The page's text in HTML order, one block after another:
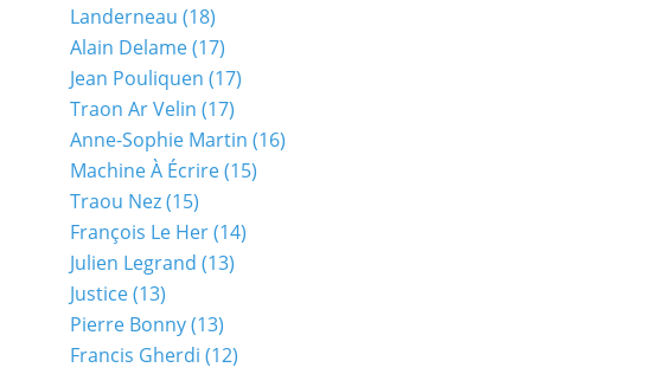
Landerneau (18)
Alain Delame(17)
Jean Pouliquen (17)
Traon Ar Velin (17)
Anne-Sophie Martin (16)
Machine À Écrire(15)
Traou Nez(15)
François Le Her(14)
Julien Legrand (13)
Justice(13)
Pierre Bonny(13)
Francis Gherdi (12)